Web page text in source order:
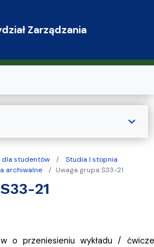
Zarządzania
dla studentów
Studia I stopnia
archiwalne Uwaga grupa S33-21
21
o przeniesieniu wykładu /
expand_more